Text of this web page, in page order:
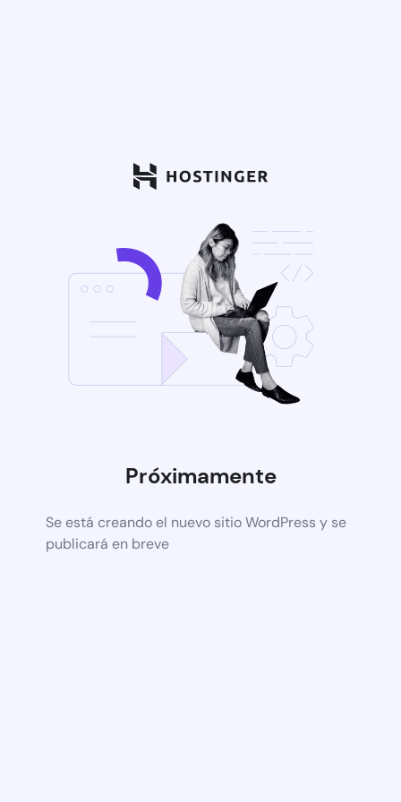
Próximamente
Se está creando el nuevo sitio WordPress y se
publicará en breve